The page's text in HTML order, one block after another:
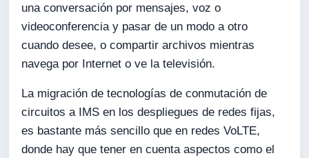
una conversación por mensajes, voz o
videoconferencia y pasar de un modo a otro
cuando desee, o compartir archivos mientras
navega por Internet o ve la televisión.
La migración de tecnologías de conmutación de
circuitos a IMS en los despliegues de redes fijas,
es bastante más sencillo que en redes VoLTE,
donde hay que tener en cuenta aspectos como el